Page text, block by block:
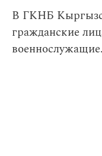
В ГКНБ
гражданские
военнослужащие.